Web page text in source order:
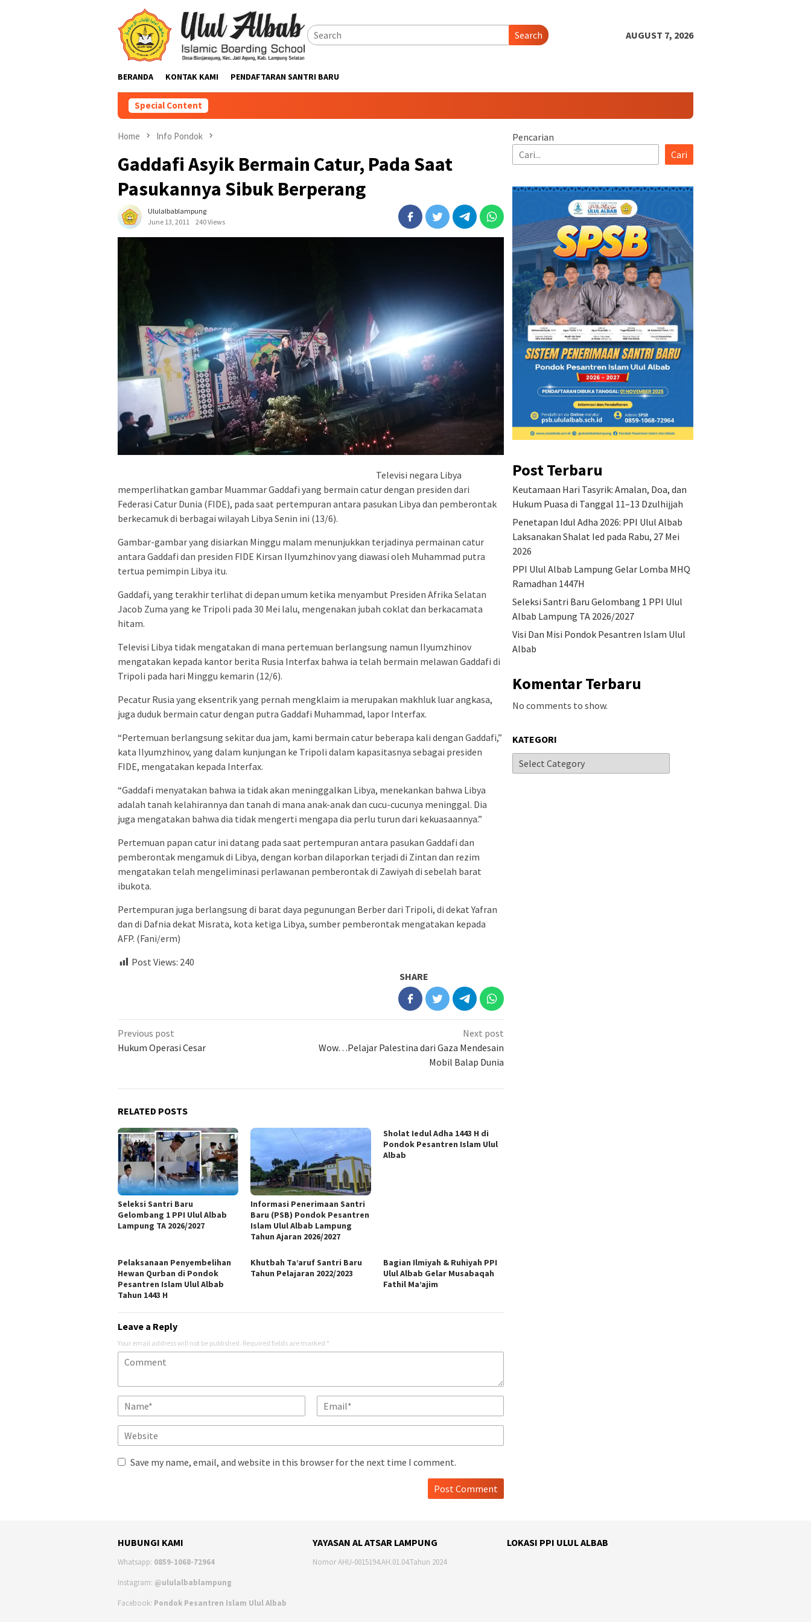
Search AUGUST 7, 2026
BERANDA KONTAK KAMI PENDAFTARAN SANTRI BARU
Special Content
Home Info Pondok
Gaddafi Asyik Bermain Catur, Pada Saat
Pasukannya Sibuk Berperang
Ululalbablampung
June 13, 2011
240 Views
Televisi negara Libya
memperlihatkan gambar Muammar Gaddafi yang bermain catur dengan presiden dari
Federasi Catur Dunia (FIDE), pada saat pertempuran antara pasukan Libya dan pemberontak
berkecamuk di berbagai wilayah Libya Senin ini (13/6).
Gambar-gambar yang disiarkan Minggu malam menunjukkan terjadinya permainan catur
antara Gaddafi dan presiden FIDE Kirsan Ilyumzhinov yang diawasi oleh Muhammad putra
tertua pemimpin Libya itu.
Gaddafi, yang terakhir terlihat di depan umum ketika menyambut Presiden Afrika Selatan
Jacob Zuma yang ke Tripoli pada 30 Mei lalu, mengenakan jubah coklat dan berkacamata
hitam.
Televisi Libya tidak mengatakan di mana pertemuan berlangsung namun Ilyumzhinov
mengatakan kepada kantor berita Rusia Interfax bahwa ia telah bermain melawan Gaddafi di
Tripoli pada hari Minggu kemarin (12/6).
Pecatur Rusia yang eksentrik yang pernah mengklaim ia merupakan makhluk luar angkasa,
juga duduk bermain catur dengan putra Gaddafi Muhammad, lapor Interfax.
“Pertemuan berlangsung sekitar dua jam, kami bermain catur beberapa kali dengan Gaddafi,”
kata Ilyumzhinov, yang dalam kunjungan ke Tripoli dalam kapasitasnya sebagai presiden
FIDE, mengatakan kepada Interfax.
“Gaddafi menyatakan bahwa ia tidak akan meninggalkan Libya, menekankan bahwa Libya
adalah tanah kelahirannya dan tanah di mana anak-anak dan cucu-cucunya meninggal. Dia
juga mengatakan bahwa dia tidak mengerti mengapa dia perlu turun dari kekuasaannya.”
Pertemuan papan catur ini datang pada saat pertempuran antara pasukan Gaddafi dan
pemberontak mengamuk di Libya, dengan korban dilaporkan terjadi di Zintan dan rezim
mengatakan telah mengeliminasi perlawanan pemberontak di Zawiyah di sebelah barat
ibukota.
Pertempuran juga berlangsung di barat daya pegunungan Berber dari Tripoli, di dekat Yafran
dan di Dafnia dekat Misrata, kota ketiga Libya, sumber pemberontak mengatakan kepada
AFP. (Fani/erm)
Post Views: 240
SHARE
Previous post
Hukum Operasi Cesar
Next post
Wow…Pelajar Palestina dari Gaza Mendesain
Mobil Balap Dunia
RELATED POSTS
Seleksi Santri Baru
Gelombang 1 PPI Ulul Albab
Lampung TA 2026/2027
Informasi Penerimaan Santri
Baru (PSB) Pondok Pesantren
Islam Ulul Albab Lampung
Tahun Ajaran 2026/2027
Sholat Iedul Adha 1443 H di
Pondok Pesantren Islam Ulul
Albab
Pelaksanaan Penyembelihan
Hewan Qurban di Pondok
Pesantren Islam Ulul Albab
Tahun 1443 H
Khutbah Ta’aruf Santri Baru
Tahun Pelajaran 2022/2023
Bagian Ilmiyah & Ruhiyah PPI
Ulul Albab Gelar Musabaqah
Fathil Ma’ajim
Leave a Reply
Your email address will not be published. Required fields are marked *
Save my name, email, and website in this browser for the next time I comment.
Pencarian
Cari
Post Terbaru
Keutamaan Hari Tasyrik: Amalan, Doa, dan
Hukum Puasa di Tanggal 11–13 Dzulhijjah
Penetapan Idul Adha 2026: PPI Ulul Albab
Laksanakan Shalat Ied pada Rabu, 27 Mei
2026
PPI Ulul Albab Lampung Gelar Lomba MHQ
Ramadhan 1447H
Seleksi Santri Baru Gelombang 1 PPI Ulul
Albab Lampung TA 2026/2027
Visi Dan Misi Pondok Pesantren Islam Ulul
Albab
Komentar Terbaru
No comments to show.
KATEGORI
HUBUNGI KAMI
Whatsapp: 0859-1068-72964
Instagram: @ululalbablampung
Facebook: Pondok Pesantren Islam Ulul Albab
YAYASAN AL ATSAR LAMPUNG
Nomor AHU-0015194.AH.01.04.Tahun 2024
LOKASI PPI ULUL ALBAB